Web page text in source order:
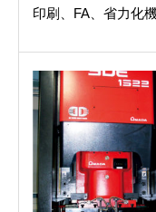
印刷、FA、省力化